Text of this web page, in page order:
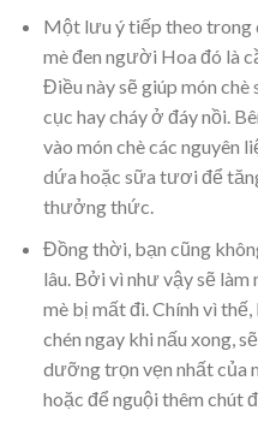
Một lưu ý tiếp theo trong
mè đen người Hoa đó là
Điều này sẽ giúp món chè
cục hay cháy ở đáy nồi.
vào món chè các nguyên
dứa hoặc sữa tươi để
thưởng thức.
Đồng thời, bạn cũng
lâu. Bởi vì như vậy sẽ
mè bị mất đi. Chính vì
chén ngay khi nấu xong,
dưỡng trọn vẹn nhất của
hoặc để nguội thêm chút